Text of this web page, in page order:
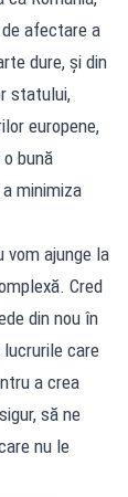
afectare a
dure, și din
statului,
europene,
bună
minimiza
vom ajunge la
Cred
din nou în
care
a crea
să ne
nu le